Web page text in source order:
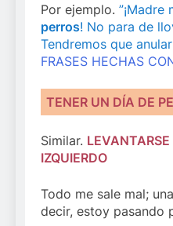
Por ejemplo. ”¡Madre
perros! No para de
Tendremos que
FRASES HECHAS
TENER UN DÍA DE
Similar. LEVANTARSE
IZQUIERDO
Todo me sale mal;
decir, estoy pasando